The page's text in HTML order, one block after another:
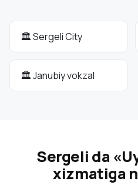
🏛 Sergeli City
🏛 Janubiy vokzal
Sergeli da
xizmatiga